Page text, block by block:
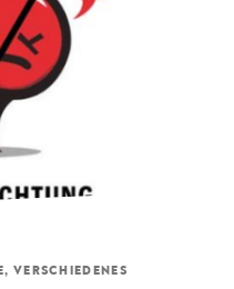
, VERSCHIEDENES